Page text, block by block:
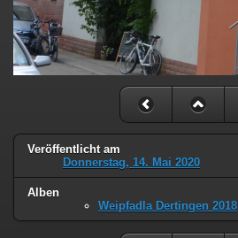
Veröffentlicht am
Donnerstag, 14. Mai 2020
Alben
Weipfadla Dertingen 2018